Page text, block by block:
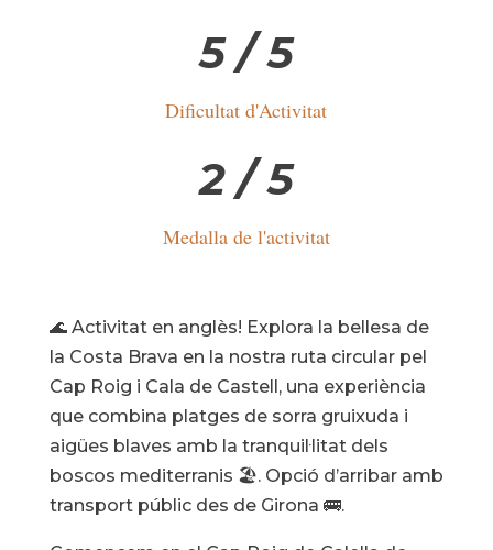
5 / 5
Dificultat d'Activitat
2 / 5
Medalla de l'activitat
🌊 Activitat en anglès! Explora la bellesa de
la Costa Brava en la nostra ruta circular pel
Cap Roig i Cala de Castell, una experiència
que combina platges de sorra gruixuda i
aigües blaves amb la tranquil·litat dels
boscos mediterranis 🏖️. Opció d’arribar amb
transport públic des de Girona 🚌.